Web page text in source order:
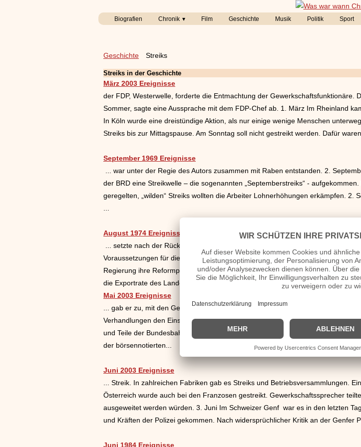
Biografien Chronik Film Geschichte Musik Politik Sport
Geschichte Streiks
Streiks in der Geschichte
März 2003 Ereignisse
der FDP, Westerwelle, forderte die Entmachtung der Gewerkschaftsfunktionäre.
Sommer, sagte eine Aussprache mit dem FDP-Chef ab. 1. März Im Rheinland
In Köln wurde eine dreistündige Aktion, als nur einige wenige Menschen
Streiks bis zur Mittagspause. Am Sonntag soll nicht gestreikt werden. Dafür waren
September 1969 Ereignisse
... war unter der Regie des Autors zusammen mit Raben entstanden. 2.
der BRD eine Streikwelle – die sogenannten „Septemberstreiks“ -
geregelten, „wilden“ Streiks wollten die Arbeiter Lohnerhöhungen erkämpfen.
August 1974 Ereignisse
... setzte nach der Rückkehr zur Demokratie die Verfassung von 1952 wieder
Voraussetzungen für die Abhaltung freier Wahlen ermöglichen. 1. August Nach
Regierung ihre Reformpläne des seit 1945 unangetasteten Strafvollzugs
die Exportrate des Landes mit 5,7 Milliarden US-Dollar (...
Mai 2003 Ereignisse
... gab er zu, mit den Geiselnehmern der 31 Sahara-Touristen in Verhandlung
Verhandlungen den Einsatz der GSG9 in Betracht. 5. Mai In Wien liefen die
und Teile der Bundesbahnbediensteten legten die Arbeit nieder. 5. Mai Der
der börsennotierten...
Juni 2003 Ereignisse
... Streik. In zahlreichen Fabriken gab es Streiks und Betriebsversammlungen.
Österreich wurde auch bei den Franzosen gestreikt. Gewerkschaftssprecher
ausgeweitet werden würden. 3. Juni Im Schweizer Genf war es in den letzten
und Kräften der Polizei gekommen. Nach widersprüchlicher Kritik an der Genfer
Juni 1984 Ereignisse